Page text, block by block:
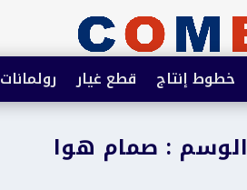
خطوط إنتاج قطع غيار رولمانات
الوسم : صمام هوا